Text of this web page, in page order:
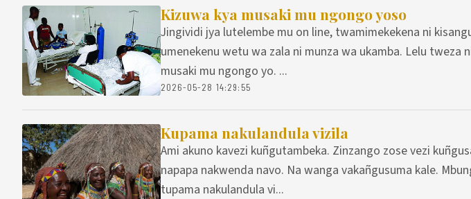
Kizuwa kya musaki mu ngongo yoso
Jingividi jya lutelembe mu on line, twamimekekena ni
umenekenu wetu wa zala ni munza wa ukamba. Lelu tweza
musaki mu ngongo yo. ...
2026-05-28 14:29:55
Kupama nakulandula vizila
Ami akuno kavezi kuñgutambeka. Zinzango zose vezi
napapa nakwenda navo. Na wanga vakañgusuma kale.
tupama nakulandula vi...